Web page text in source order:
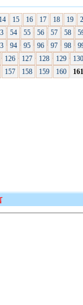
14 15 16 17 18 19
54 55 56 57 58
94 95 96 97 98
126 127 128 129
157 158 159 160